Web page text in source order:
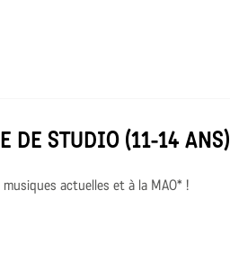
DE STUDIO (11-14 ANS)
actuelles et à la MAO* !